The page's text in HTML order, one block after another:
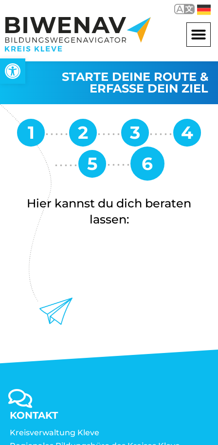
Werkzeugleiste öffnen
STARTE DEINE ROUTE &
ERFASSE DEIN ZIEL
Hier kannst du dich beraten
lassen:
KONTAKT
Kreisverwaltung Kleve